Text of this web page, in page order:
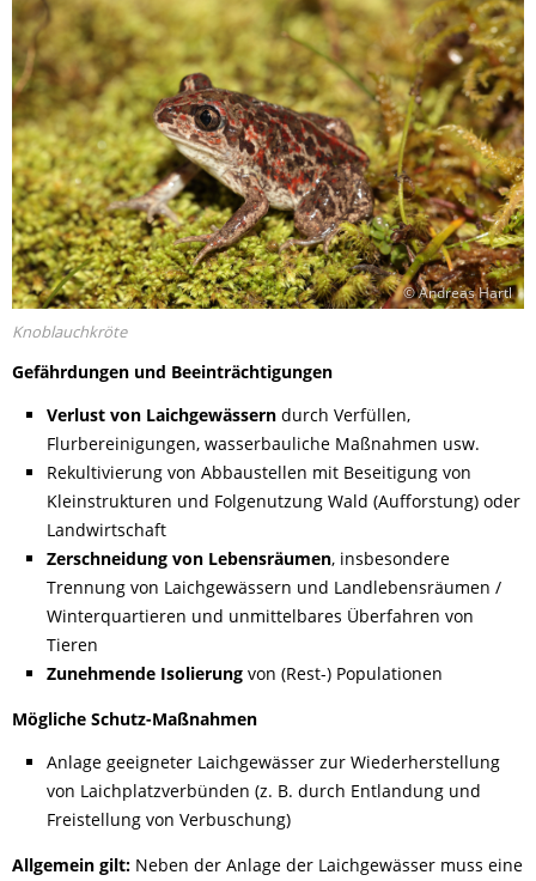
© Andreas Hartl
Knoblauchkröte
Gefährdungen und Beeinträchtigungen
Verlust von Laichgewässerndurch Verfüllen,
Flurbereinigungen, wasserbauliche Maßnahmen usw.
Rekultivierung von Abbaustellen mit Beseitigung von
Kleinstrukturen und Folgenutzung Wald (Aufforstung) oder
Landwirtschaft
Zerschneidung von Lebensräumen, insbesondere
Trennung von Laichgewässern und Landlebensräumen /
Winterquartieren und unmittelbares Überfahren von
Tieren
Zunehmende Isolierungvon (Rest-) Populationen
Mögliche Schutz-Maßnahmen
Anlage geeigneter Laichgewässer zur Wiederherstellung
von Laichplatzverbünden (z. B. durch Entlandung und
Freistellung von Verbuschung)
Allgemein gilt: Neben der Anlage der Laichgewässer muss eine